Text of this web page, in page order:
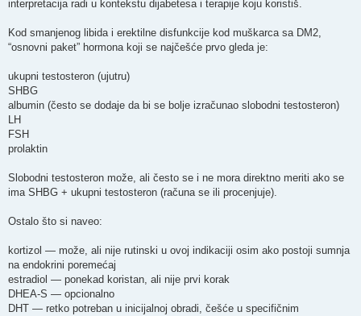
interpretacija radi u kontekstu dijabetesa i terapije koju koristiš.
Kod smanjenog libida i erektilne disfunkcije kod muškarca sa DM2,
“osnovni paket” hormona koji se najčešće prvo gleda je:
ukupni testosteron (ujutru)
SHBG
albumin (često se dodaje da bi se bolje izračunao slobodni testosteron)
LH
FSH
prolaktin
Slobodni testosteron može, ali često se i ne mora direktno meriti ako se
ima SHBG + ukupni testosteron (računa se ili procenjuje).
Ostalo što si naveo:
kortizol — može, ali nije rutinski u ovoj indikaciji osim ako postoji sumnja
na endokrini poremećaj
estradiol — ponekad koristan, ali nije prvi korak
DHEA-S — opcionalno
DHT — retko potreban u inicijalnoj obradi, češće u specifičnim